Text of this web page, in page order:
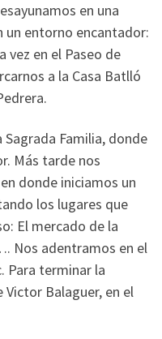
en una
un entorno encantador:
vez en el Paseo de
a la Casa Batlló
Familia, donde
Más tarde nos
donde iniciamos un
los lugares que
El mercado de la
Nos adentramos en el
Para terminar la
Victor Balaguer, en el